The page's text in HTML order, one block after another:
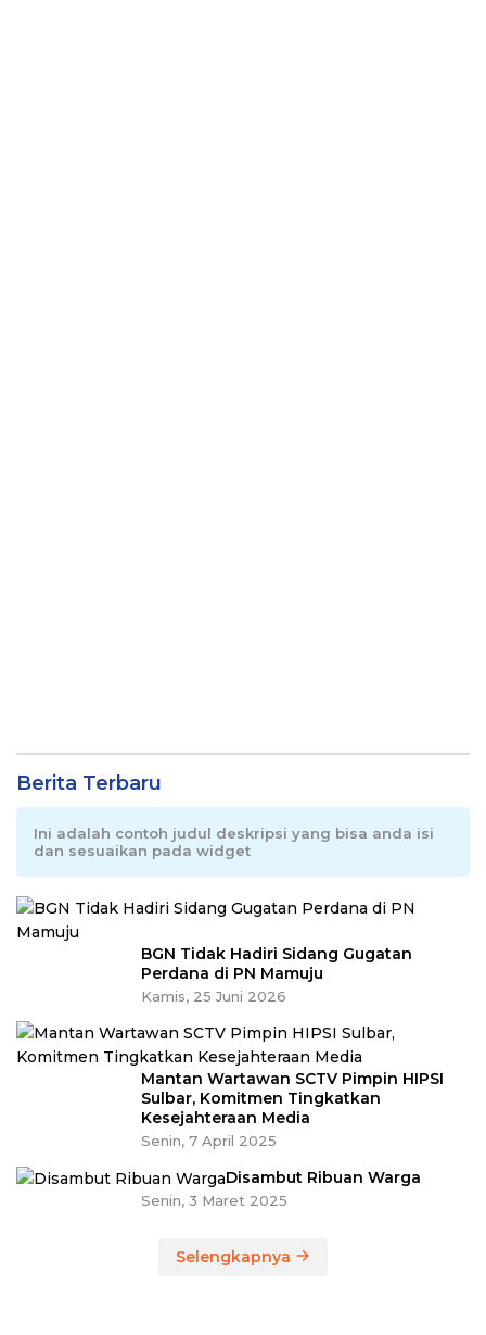
Berita Terbaru
Ini adalah contoh judul deskripsi yang bisa anda isi
dan sesuaikan pada widget
BGN Tidak Hadiri Sidang Gugatan
Perdana di PN Mamuju
Kamis, 25 Juni 2026
Mantan Wartawan SCTV Pimpin HIPSI
Sulbar, Komitmen Tingkatkan
Kesejahteraan Media
Senin, 7 April 2025
Disambut Ribuan Warga
Senin, 3 Maret 2025
Selengkapnya